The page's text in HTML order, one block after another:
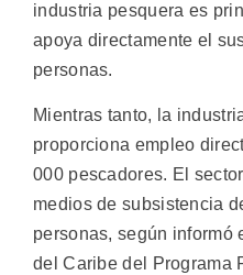
industria pesquera es
apoya directamente el
personas.
Mientras tanto, la
proporciona empleo
000 pescadores. El
medios de subsistencia
personas, según informó
del Caribe del Programa